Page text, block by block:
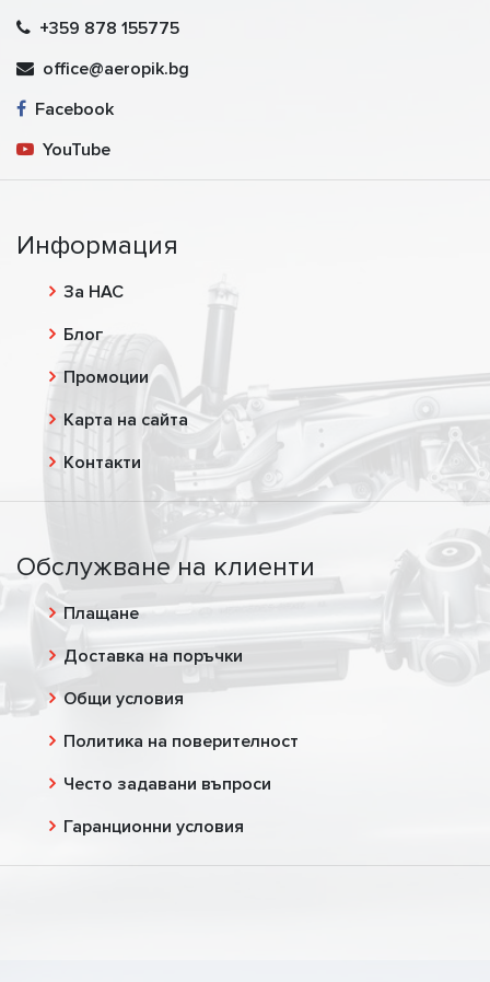
+359 878 155775
office@aeropik.bg
Facebook
YouTube
Информация
За НАС
Блог
Промоции
Карта на сайта
Контакти
Обслужване на клиенти
Плащане
Доставка на поръчки
Общи условия
Политика на поверителност
Често задавани въпроси
Гаранционни условия